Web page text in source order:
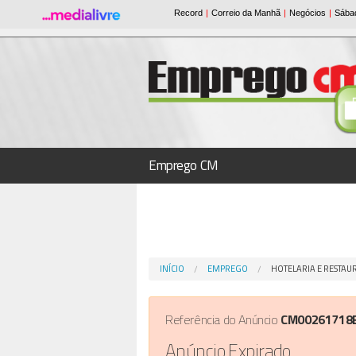
Emprego CM
INÍCIO EMPREGO HOTELARIA E
Referência do Anúncio